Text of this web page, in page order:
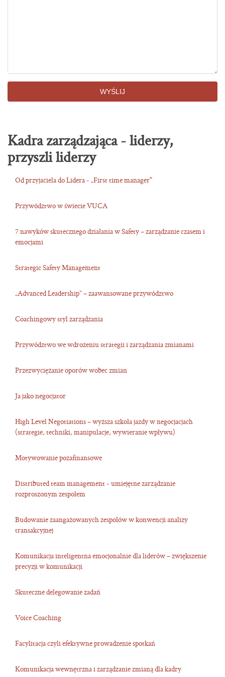
WYŚLIJ
Kadra zarządzająca - liderzy,
przyszli liderzy
Od przyjaciela do Lidera - „First time manager"
Przywództwo w świecie VUCA
7 nawyków skutecznego działania w Safety – zarządzanie czasem i
emocjami
Strategic Safety Management
„Advanced Leadership” – zaawansowane przywództwo
Coachingowy styl zarządzania
Przywództwo we wdrożeniu strategii i zarządzania zmianami
Przezwyciężanie oporów wobec zmian
Ja jako negocjator
High Level Negotiations – wyższa szkoła jazdy w negocjacjach
(strategie, techniki, manipulacje, wywieranie wpływu)
Motywowanie pozafinansowe
Distributed team management - umiejętne zarządzanie
rozproszonym zespołem
Budowanie zaangażowanych zespołów w konwencji analizy
transakcyjnej
Komunikacja inteligentna emocjonalnie dla liderów – zwiększenie
precyzji w komunikacji
Skuteczne delegowanie zadań
Voice Coaching
Facylitacja czyli efektywne prowadzenie spotkań
Komunikacja wewnętrzna i zarządzanie zmianą dla kadry